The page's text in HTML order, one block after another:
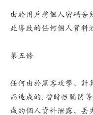
由於用戶將個人密碼告
此導致的任何個人資料
第五條
任何由於黑客攻擊、計
而造成的.暫時性關閉
成的個人資料泄露、丟